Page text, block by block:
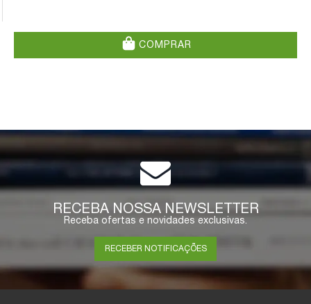
COMPRAR
RECEBA NOSSA NEWSLETTER
Receba ofertas e novidades exclusivas.
RECEBER NOTIFICAÇÕES